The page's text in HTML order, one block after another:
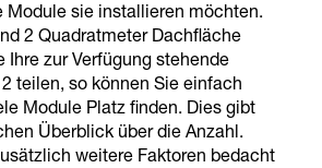
Module sie installieren möchten.
2 Quadratmeter Dachfläche
Ihre zur Verfügung stehende
teilen, so können Sie einfach
Module Platz finden. Dies gibt
Überblick über die Anzahl.
weitere Faktoren bedacht